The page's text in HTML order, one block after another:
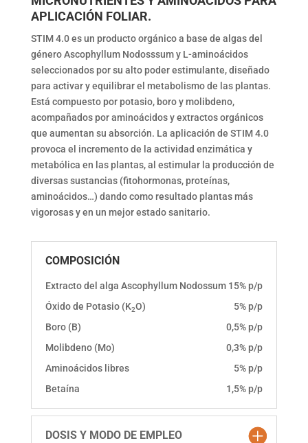
APLICACIÓN FOLIAR.
STIM 4.0 es un producto orgánico a base de algas del
género Ascophyllum Nodosssum y L-aminoácidos
seleccionados por su alto poder estimulante, diseñado
para activar y equilibrar el metabolismo de las plantas.
Está compuesto por potasio, boro y molibdeno,
acompañados por aminoácidos y extractos orgánicos
que aumentan su absorción. La aplicación de STIM 4.0
provoca el incremento de la actividad enzimática y
metabólica en las plantas, al estimular la producción de
diversas sustancias (fitohormonas, proteínas,
aminoácidos…) dando como resultado plantas más
vigorosas y en un mejor estado sanitario.
COMPOSICIÓN
Extracto del alga Ascophyllum Nodossum
Óxido de Potasio (K2O)
Boro (B)
Molibdeno (Mo)
Aminoácidos libres
Betaína
15% p/p
5% p/p
0,5% p/p
0,3% p/p
5% p/p
1,5% p/p
DOSIS Y MODO DE EMPLEO